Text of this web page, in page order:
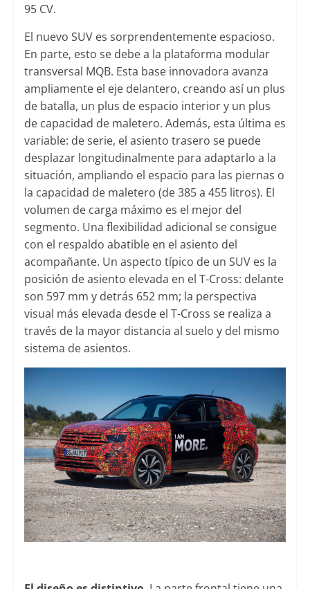
95 CV.
El nuevo SUV es sorprendentemente espacioso.
En parte, esto se debe a la plataforma modular
transversal MQB. Esta base innovadora avanza
ampliamente el eje delantero, creando así un plus
de batalla, un plus de espacio interior y un plus
de capacidad de maletero. Además, esta última es
variable: de serie, el asiento trasero se puede
desplazar longitudinalmente para adaptarlo a la
situación, ampliando el espacio para las piernas o
la capacidad de maletero (de 385 a 455 litros). El
volumen de carga máximo es el mejor del
segmento. Una flexibilidad adicional se consigue
con el respaldo abatible en el asiento del
acompañante. Un aspecto típico de un SUV es la
posición de asiento elevada en el T-Cross: delante
son 597 mm y detrás 652 mm; la perspectiva
visual más elevada desde el T-Cross se realiza a
través de la mayor distancia al suelo y del mismo
sistema de asientos.